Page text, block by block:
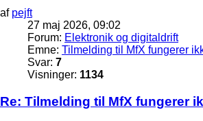
af pejft
27 maj 2026, 09:02
Forum: Elektronik og digitaldrift
Emne: Tilmelding til MfX fungerer
Svar: 7
Visninger: 1134
Re: Tilmelding til MfX fungerer